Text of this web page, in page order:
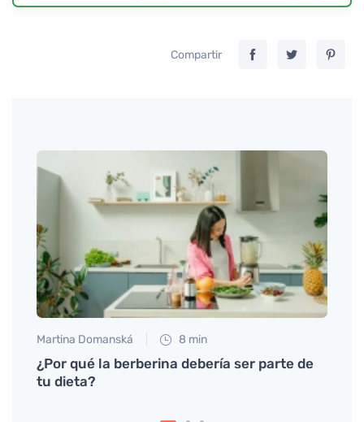
Compartir
Martina Domanská 8 min
¿Por qué la berberina debería ser parte de
tu dieta?